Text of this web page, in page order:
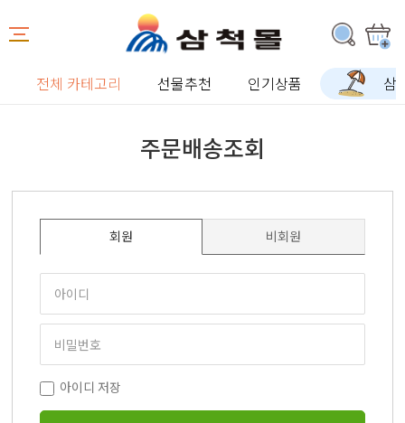
전체 카테고리 선물추천 인기상품 삼
주문배송조회
회원 비회원
아이디 저장